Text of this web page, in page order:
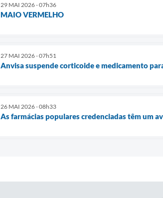
29 MAI 2026 - 07h36
MAIO VERMELHO
27 MAI 2026 - 07h51
Anvisa suspende corticoide e medicamento
26 MAI 2026 - 08h33
As farmácias populares credenciadas têm um